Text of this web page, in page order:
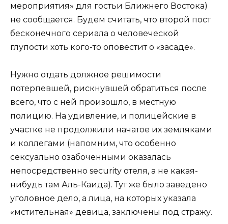
мероприятия» для гостьи Ближнего Востока)
не сообщается. Будем считать, что второй пост
бесконечного сериала о человеческой
глупости хоть кого-то оповестит о «засаде».
Нужно отдать должное решимости
потерпевшей, рискнувшей обратиться после
всего, что с ней произошло, в местную
полицию. На удивление, и полицейские в
участке не продолжили начатое их земляками
и коллегами (напомним, что особенно
сексуально озабоченными оказалась
непосредственно security отеля, а не какая-
нибудь там Аль-Каида). Тут же было заведено
уголовное дело, а лица, на которых указала
«мстительная» девица, заключены под стражу.